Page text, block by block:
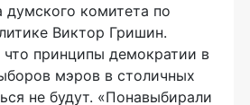
думского комитета по
Виктор Гришин.
принципы демократии в
мэров в столичных
не будут. «Понавыбирали